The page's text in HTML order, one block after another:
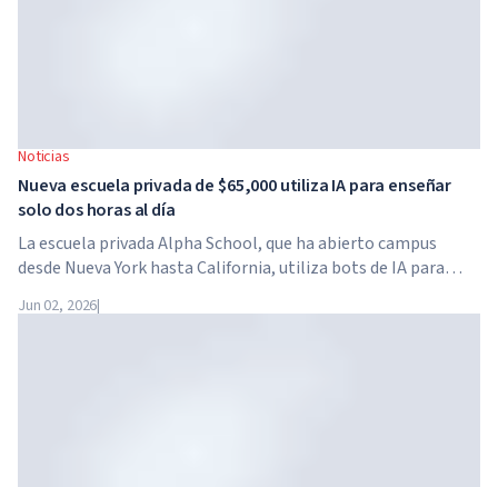
Noticias
Nueva escuela privada de $65,000 utiliza IA para enseñar
solo dos horas al día
La escuela privada Alpha School, que ha abierto campus
desde Nueva York hasta California, utiliza bots de IA para
día. La escuela no tiene profesores tradicionales, ni tareas
Jun 02, 2026|